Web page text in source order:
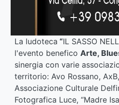
La ludoteca “IL SASSO
l'evento benefico Arte,
sinergia con varie
territorio: Avo Rossano,
Associazione Culturale
Fotografica Luce, “Madre